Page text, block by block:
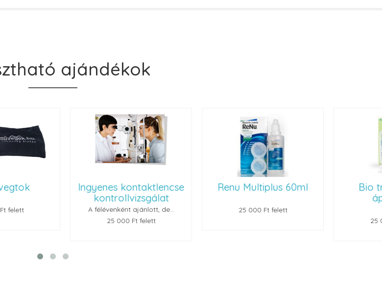
ajándékok
Ingyenes kontaktlencse
A félévenként ajánlott, de...
Renu Multiplus 60ml
25 000 Ft felett
Bio true (60 ml)